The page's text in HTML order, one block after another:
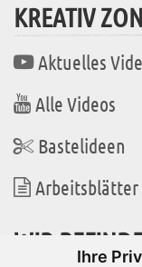
Ihre
KREATIV
Aktuelles
Alle Videos
Bastelideen
Arbeitsblätter
WIR